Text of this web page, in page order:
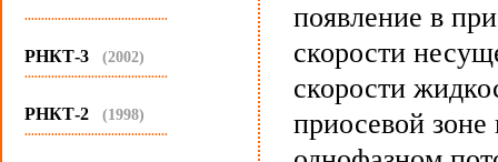
...........................................
РНКТ-3 (2002)
...........................................
РНКТ-2 (1998)
...........................................
появление в
скорости
скорости
приосевой